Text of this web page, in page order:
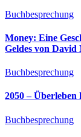
Buchbesprechung
Money: Eine
Geldes von
Buchbesprechung
2050 – Überleben
Buchbesprechung